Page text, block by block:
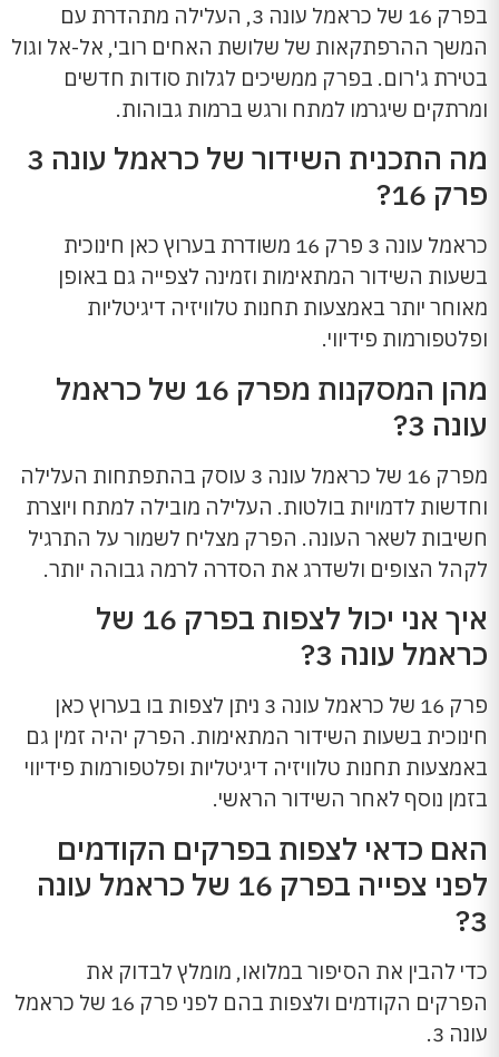
בפרק 16 של כראמל עונה 3, העלילה מתהדרת עם
המשך ההרפתקאות של שלושת האחים רובי, אל-אל וגול
בטירת ג'רום. בפרק ממשיכים לגלות סודות חדשים
ומרתקים שיגרמו למתח ורגש ברמות גבוהות.
מה התכנית השידור של כראמל עונה 3
פרק 16?
כראמל עונה 3 פרק 16 משודרת בערוץ כאן חינוכית
בשעות השידור המתאימות וזמינה לצפייה גם באופן
מאוחר יותר באמצעות תחנות טלוויזיה דיגיטליות
ופלטפורמות פידיווי.
מהן המסקנות מפרק 16 של כראמל
עונה 3?
מפרק 16 של כראמל עונה 3 עוסק בהתפתחות העלילה
וחדשות לדמויות בולטות. העלילה מובילה למתח ויוצרת
חשיבות לשאר העונה. הפרק מצליח לשמור על התרגיל
לקהל הצופים ולשדרג את הסדרה לרמה גבוהה יותר.
איך אני יכול לצפות בפרק 16 של
כראמל עונה 3?
פרק 16 של כראמל עונה 3 ניתן לצפות בו בערוץ כאן
חינוכית בשעות השידור המתאימות. הפרק יהיה זמין גם
באמצעות תחנות טלוויזיה דיגיטליות ופלטפורמות פידיווי
בזמן נוסף לאחר השידור הראשי.
האם כדאי לצפות בפרקים הקודמים
לפני צפייה בפרק 16 של כראמל עונה
3?
כדי להבין את הסיפור במלואו, מומלץ לבדוק את
הפרקים הקודמים ולצפות בהם לפני פרק 16 של כראמל
עונה 3.